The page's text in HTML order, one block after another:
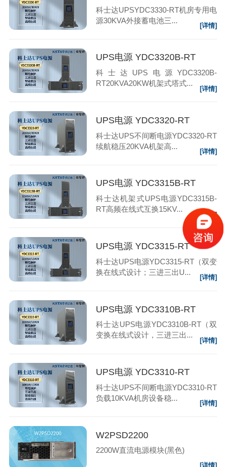
科士达UPSYDC3330-RT机房专用电
源30KVA外接蓄电池三...
[详情]
UPS电源 YDC3320B-RT
科士达UPS电源YDC3320B-
RT20KVA20KW机架式塔式...
[详情]
UPS电源 YDC3320-RT
科士达UPS不间断电源YDC3320-RT
续航稳压20KVA机架高...
[详情]
UPS电源 YDC3315B-RT
科士达机架式UPS电源YDC3315B-
RT高频在线式互换15KV...
[详情]
UPS电源 YDC3315-RT
科士达UPS电源YDC3315-RT（双变
换在线式设计；三进三出U...
[详情]
UPS电源 YDC3310B-RT
科士达UPS电源YDC3310B-RT（双
变换在线式设计，三进三出...
[详情]
UPS电源 YDC3310-RT
科士达UPS不间断电源YDC3310-RT
负载10KVA机房设备稳...
[详情]
W2PSD2200
2200W直流电源模块(黑色)
[详情]